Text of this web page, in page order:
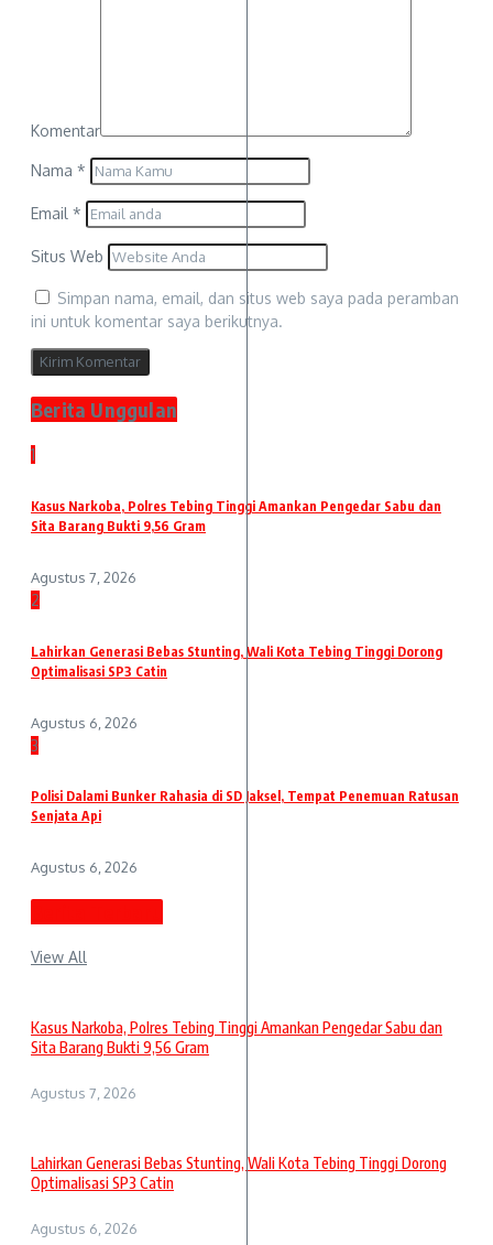
Komentar
Nama *
Email *
Situs Web
Simpan nama, email, dan situs web saya pada peramban
ini untuk komentar saya berikutnya.
Berita Unggulan
1
Kasus Narkoba, Polres Tebing Tinggi Amankan Pengedar Sabu dan
Sita Barang Bukti 9,56 Gram
Agustus 7, 2026
2
Lahirkan Generasi Bebas Stunting, Wali Kota Tebing Tinggi Dorong
Optimalisasi SP3 Catin
Agustus 6, 2026
3
Polisi Dalami Bunker Rahasia di SD Jaksel, Tempat Penemuan Ratusan
Senjata Api
Agustus 6, 2026
View All
Kasus Narkoba, Polres Tebing Tinggi Amankan Pengedar Sabu dan
Sita Barang Bukti 9,56 Gram
Agustus 7, 2026
Lahirkan Generasi Bebas Stunting, Wali Kota Tebing Tinggi Dorong
Optimalisasi SP3 Catin
Agustus 6, 2026